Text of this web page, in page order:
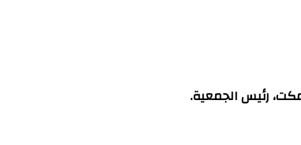
رئيس الجمعية.